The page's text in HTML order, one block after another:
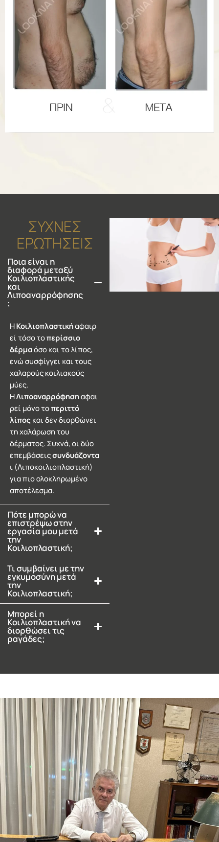
ΣΥΧΝΕΣ
ΕΡΩΤΗΣΕΙΣ
Ποια είναι η
διαφορά μεταξύ
Κοιλιοπλαστικής
και
Λιποαναρρόφησης
;
ΗΚοιλιοπλαστικήαφαιρ
εί τόσο τοπερίσσιο
δέρμαόσο και το λίπος,
ενώ συσφίγγει και τους
χαλαρούς κοιλιακούς
μύες.
ΗΛιποαναρρόφησηαφαι
ρεί μόνο τοπεριττό
λίπος και δεν διορθώνει
τη χαλάρωση του
δέρματος. Συχνά, οι δύο
επεμβάσειςσυνδυάζοντα
ι (Λιποκοιλιοπλαστική)
για πιο ολοκληρωμένο
αποτέλεσμα.
Πότε μπορώ να
επιστρέψω στην
εργασία μου μετά
την
Κοιλιοπλαστική;
Τι συμβαίνει με την
εγκυμοσύνη μετά
την
Κοιλιοπλαστική;
Μπορεί η
Κοιλιοπλαστική να
διορθώσει τις
ραγάδες;